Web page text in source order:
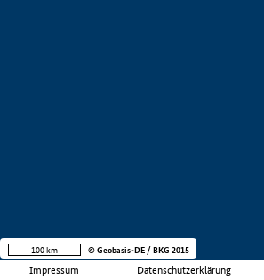
Impressum Datenschutzerklärung
100 km © Geobasis-DE / BKG 2015